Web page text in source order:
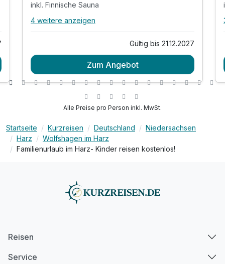
inkl. Finnische Sauna
Alle Inklusivleistungen
1 x reichhaltiges Frühstück vom Buffet
inkl. Kinderspielplatz im Außenbereich
inkl. Parkplatz auf dem Hotelgelände
inkl. Wlan Nutzung
4 weitere anzeigen
Gültig bis 21.12.2027
Zum Angebot
Alle Preise pro Person inkl. MwSt.
Startseite Kurzreisen Deutschland
Niedersachsen
Harz
Wolfshagen im Harz
Familienurlaub im Harz- Kinder reisen kostenlos!
Reisen
Service